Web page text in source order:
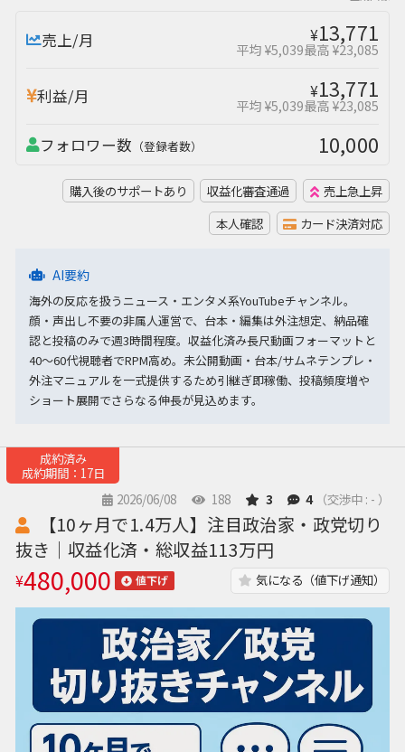
売上/月 ¥13,771
平均 ¥5,039最高 ¥23,085
利益/月 ¥13,771
平均 ¥5,039最高 ¥23,085
フォロワー数 （登録者数） 10,000
購入後のサポートあり 収益化審査通過
売上急上昇
本人確認
カード決済対応
AI要約
海外の反応を扱うニュース・エンタメ系YouTubeチャンネル。
顔・声出し不要の非属人運営で、台本・編集は外注想定、納品確
認と投稿のみで週3時間程度。収益化済み長尺動画フォーマットと
40〜60代視聴者でRPM高め。未公開動画・台本/サムネテンプレ・
外注マニュアルを一式提供するため引継ぎ即稼働、投稿頻度増や
ショート展開でさらなる伸長が見込めます。
成約済み
成約期間：17日
2026/06/08
188 3 4 （交渉中 : - ）
【10ヶ月で1.4万人】注目政治家・政党切り
抜き｜収益化済・総収益113万円
¥480,000 値下げ 気になる（値下げ通知）